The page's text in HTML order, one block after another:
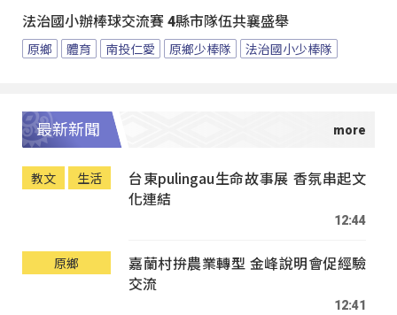
法治國小辦棒球交流賽 4縣市隊伍共襄盛舉
原鄉 體育 南投仁愛 原鄉少棒隊 法治國小少棒隊
最新新聞
教文 生活
台東pulingau生命故事展 香氛串起文
化連結
12:44
原鄉
嘉蘭村拚農業轉型 金峰說明會促經驗
交流
12:41